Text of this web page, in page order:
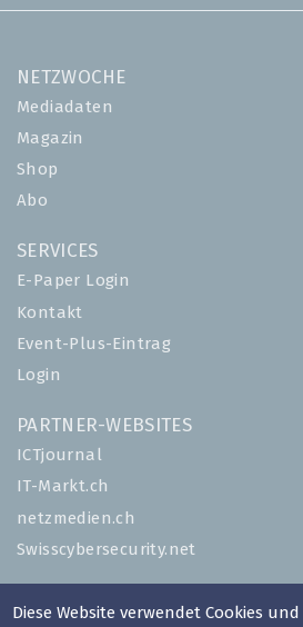
NETZWOCHE
Mediadaten
Magazin
Shop
Abo
SERVICES
E-Paper Login
Kontakt
Event-Plus-Eintrag
Login
PARTNER-WEBSITES
ICTjournal
IT-Markt.ch
netzmedien.ch
Swisscybersecurity.net
Diese Website verwendet Cookies